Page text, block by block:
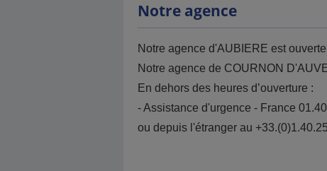
Notre agence
Notre agence d'AUBIERE est
Notre agence de COURNON
En dehors des heures d’ouverture :
- Assistance d'urgence - France
ou depuis l'étranger au